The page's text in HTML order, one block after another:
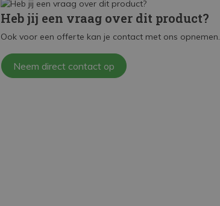
Heb jij een vraag over dit product?
Ook voor een offerte kan je contact met ons opnemen.
Neem direct contact op